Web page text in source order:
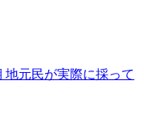
地元民が実際に採って